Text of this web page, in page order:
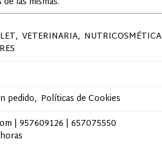
VETERINARIA NUTRICOSMÉTICA
pedido Políticas de Cookies
| 957609126 | 657075550